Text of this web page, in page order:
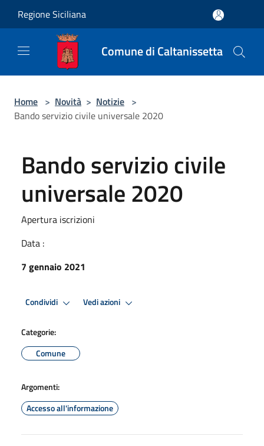
Regione Siciliana
Comune di Caltanissetta
Home > Novità > Notizie >
Bando servizio civile universale 2020
Bando servizio civile
universale 2020
Apertura iscrizioni
Data :
7 gennaio 2021
Condividi Vedi azioni
Categorie:
Comune
Argomenti:
Accesso all'informazione